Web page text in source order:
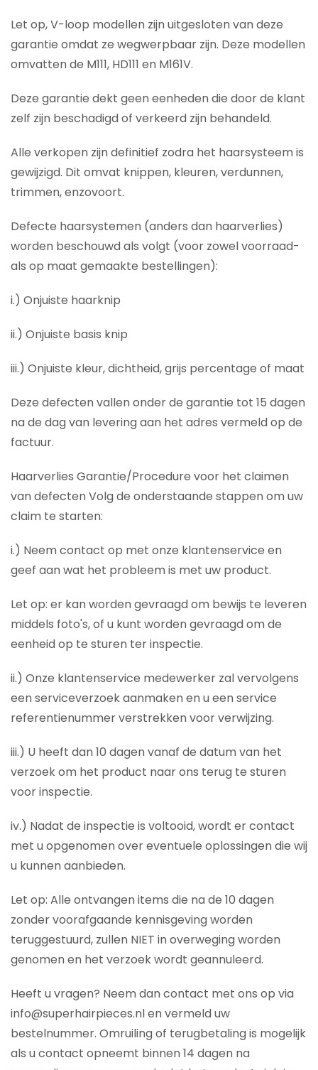
Let op, V-loop modellen zijn uitgesloten van deze
garantie omdat ze wegwerpbaar zijn. Deze modellen
omvatten de M111, HD111 en M161V.
Deze garantie dekt geen eenheden die door de klant
zelf zijn beschadigd of verkeerd zijn behandeld.
Alle verkopen zijn definitief zodra het haarsysteem is
gewijzigd. Dit omvat knippen, kleuren, verdunnen,
trimmen, enzovoort.
Defecte haarsystemen (anders dan haarverlies)
worden beschouwd als volgt (voor zowel voorraad-
als op maat gemaakte bestellingen):
i.) Onjuiste haarknip
ii.) Onjuiste basis knip
iii.) Onjuiste kleur, dichtheid, grijs percentage of maat
Deze defecten vallen onder de garantie tot 15 dagen
na de dag van levering aan het adres vermeld op de
factuur.
Haarverlies Garantie/Procedure voor het claimen
van defecten Volg de onderstaande stappen om uw
claim te starten:
i.) Neem contact op met onze klantenservice en
geef aan wat het probleem is met uw product.
Let op: er kan worden gevraagd om bewijs te leveren
middels foto's, of u kunt worden gevraagd om de
eenheid op te sturen ter inspectie.
ii.) Onze klantenservice medewerker zal vervolgens
een serviceverzoek aanmaken en u een service
referentienummer verstrekken voor verwijzing.
iii.) U heeft dan 10 dagen vanaf de datum van het
verzoek om het product naar ons terug te sturen
voor inspectie.
iv.) Nadat de inspectie is voltooid, wordt er contact
met u opgenomen over eventuele oplossingen die wij
u kunnen aanbieden.
Let op: Alle ontvangen items die na de 10 dagen
zonder voorafgaande kennisgeving worden
teruggestuurd, zullen NIET in overweging worden
genomen en het verzoek wordt geannuleerd.
Heeft u vragen? Neem dan contact met ons op via
info@superhairpieces.nl en vermeld uw
bestelnummer. Omruiling of terugbetaling is mogelijk
als u contact opneemt binnen 14 dagen na